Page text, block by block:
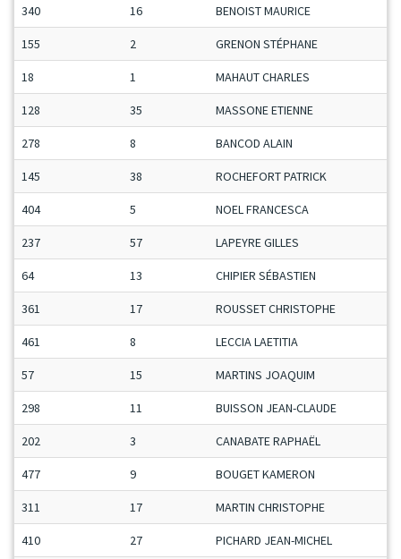
340 16 BENOIST MAURICE
155 2 GRENON STÉPHANE
18 1 MAHAUT CHARLES
128 35 MASSONE ETIENNE
278 8 BANCOD ALAIN
145 38 ROCHEFORT PATRICK
404 5 NOEL FRANCESCA
237 57 LAPEYRE GILLES
64 13 CHIPIER SÉBASTIEN
361 17 ROUSSET CHRISTOPHE
461 8 LECCIA LAETITIA
57 15 MARTINS JOAQUIM
298 11 BUISSON JEAN-CLAUDE
202 3 CANABATE RAPHAËL
477 9 BOUGET KAMERON
311 17 MARTIN CHRISTOPHE
410 27 PICHARD JEAN-MICHEL